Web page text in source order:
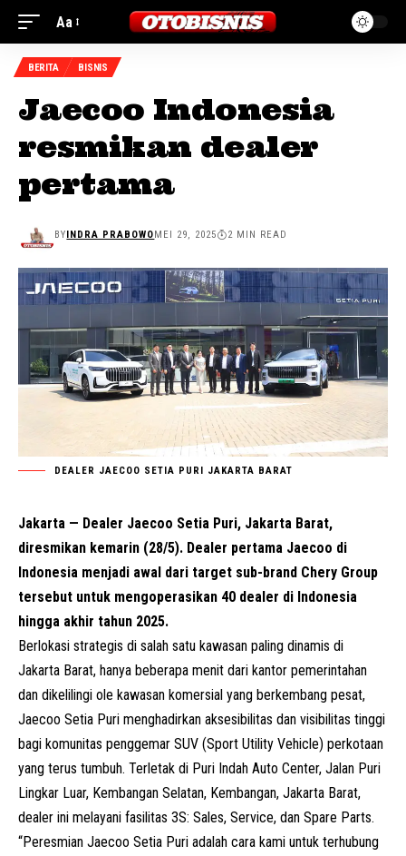
Aa
BERITA BISNIS
Jaecoo Indonesia
resmikan dealer
pertama
BYINDRA PRABOWOMEI 29, 2025 2 MIN READ
DEALER JAECOO SETIA PURI JAKARTA BARAT
Jakarta — Dealer Jaecoo Setia Puri, Jakarta Barat,
diresmikan kemarin (28/5). Dealer pertama Jaecoo di
Indonesia menjadi awal dari target sub-brand Chery Group
tersebut untuk mengoperasikan 40 dealer di Indonesia
hingga akhir tahun 2025.
Berlokasi strategis di salah satu kawasan paling dinamis di
Jakarta Barat, hanya beberapa menit dari kantor pemerintahan
dan dikelilingi ole kawasan komersial yang berkembang pesat,
Jaecoo Setia Puri menghadirkan aksesibilitas dan visibilitas tinggi
bagi komunitas penggemar SUV (Sport Utility Vehicle) perkotaan
yang terus tumbuh. Terletak di Puri Indah Auto Center, Jalan Puri
Lingkar Luar, Kembangan Selatan, Kembangan, Jakarta Barat,
dealer ini melayani fasilitas 3S: Sales, Service, dan Spare Parts.
“Peresmian Jaecoo Setia Puri adalah cara kami untuk terhubung